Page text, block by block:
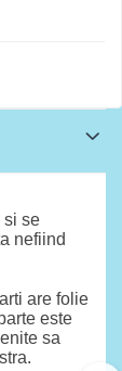
si se
nefiind
are folie
este
sa